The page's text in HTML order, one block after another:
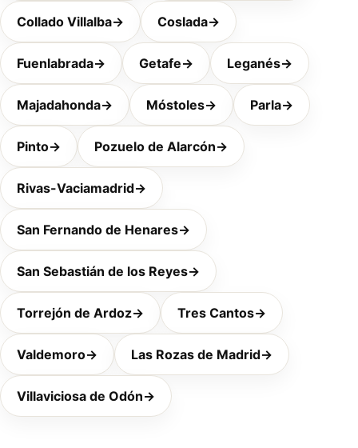
Collado Villalba→ Coslada→
Fuenlabrada→ Getafe→ Leganés→
Majadahonda→ Móstoles→ Parla→
Pinto→ Pozuelo de Alarcón→
Rivas-Vaciamadrid→
San Fernando de Henares→
San Sebastián de los Reyes→
Torrejón de Ardoz→ Tres Cantos→
Valdemoro→ Las Rozas de Madrid→
Villaviciosa de Odón→